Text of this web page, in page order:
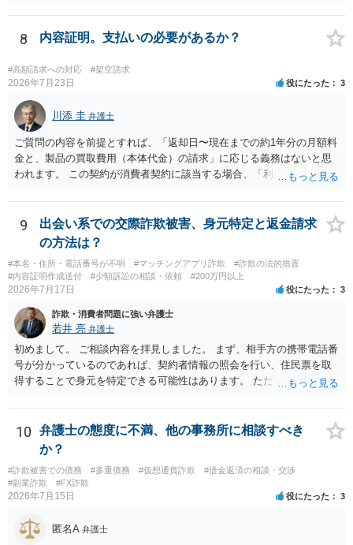
ず、可能であればブロックをするようにしてください。 ご不安であれ
ば、最寄りの警察署に相談をしても良いかもしれません。 以上、ご参
8 内容証明。支払いの必要があるか？
#高額請求への対応 #架空請求
2026年7月23日 役にたった 3
川添 圭 弁護士
ご質問の内容を前提とすれば、「返却日〜現在までの約1年分の月額料
金と、製品の買取費用（本体代金）の請求」に応じる義務はないと思
われます。 この契約が消費者契約に該当する場合、「利用料金の未納
も不当条項として無効になると解されます（消費者契約法10条）。消
費者契約に該当しない場合でも、ご質問の記載を前提とすればそのよ
うな条項は存在しないので請求自体が不当ということになります。 メ
ールでのやり取りも証拠になりますので、あなたとしては、毅然と請
求を拒絶することを伝えるべきでしょう（ただし未納料金があること
に争いがない場合には未納料金は支払う必要があるかもしれませ
訴訟で解決するのが一番ですが、相手方が遠方である場合は遠方の裁
判所で提訴される可能性もありますので、（費用はかかってしまいま
すが）弁護士へ依頼して正式な拒絶回答を送ることも検討した方がよ
いかもしれません。
9
出会い系での交際詐欺被害、身元特定と返金請求
の方法は？
#本名・住所・電話番号が不明 #マッチングアプリ詐欺
#詐欺の法的措置
#内容証明作成送付
#少額訴訟の相談・依頼 #200万円以上
2026年7月17日 役にたった 3
詐欺・消費者問題に強い弁護士
若井 亮 弁護士
初めまして。 ご相談内容を拝見しました。 まず、相手方の携帯電話番
号が分かっているのであれば、契約者情報の照会を行い、住民票を取
得することで身元を特定できる可能性はあります。 ただ、他人名義の
ろです。 LINEについても、詐欺の事案であれば照会できる可能性はあ
りますが、携帯電話の番号を経由する方法より難しくなります。 身元
を特定した後は、返金の理屈があるかどうかを確認していきます。 基
本的に贈与に該当する場合には返金請求ができません。 詐欺を含め、
当方に返金の理屈があるかどうかを確認していきます。 さらに、渡し
た金額について、裏付けがあるかどうかも精査します。 上記を経て、
からスタートすることになるでしょう。 ご理解のとおり、詐欺である
ことの立証は簡単ではありません。 刑事事件化が出来るのであれば、
10
弁護士の態度に不満、他の事務所に相談すべき
か？
#詐欺被害での債務 #多重債務 #仮想通貨詐欺
#借金返済の相談・交渉
#副業詐欺
#FX詐欺
2026年7月15日 役にたった 3
匿名A 弁護士